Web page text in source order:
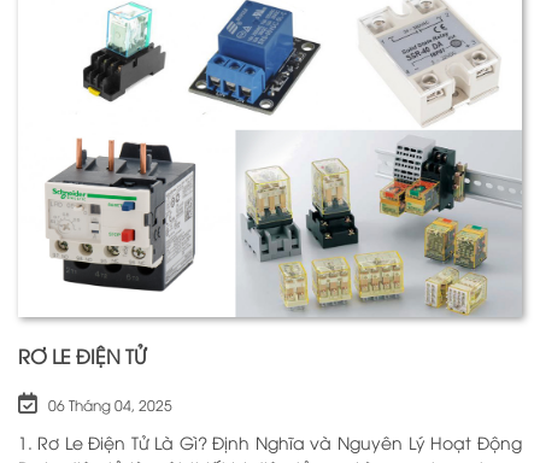
RƠ LE ĐIỆN TỬ
06 Tháng 04, 2025
1. Rơ Le Điện Tử Là Gì? Định Nghĩa và Nguyên Lý Hoạt Động